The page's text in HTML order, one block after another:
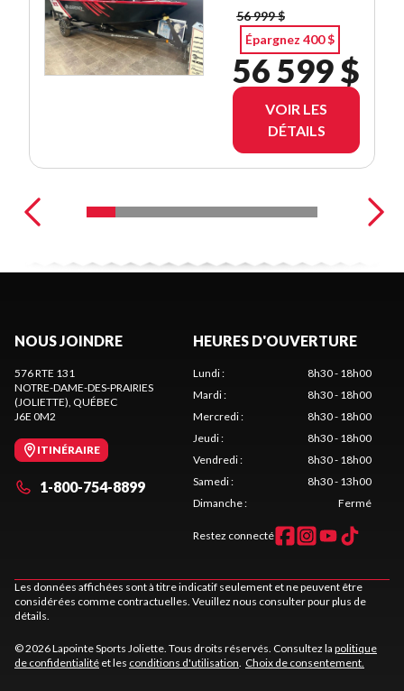
56 999 $
Épargnez 400 $
56 599 $
VOIR LES
DÉTAILS
NOUS JOINDRE
576 RTE 131
NOTRE-DAME-DES-PRAIRIES
(JOLIETTE) , QUÉBEC
J6E 0M2
ITINÉRAIRE
1-800-754-8899
HEURES D'OUVERTURE
Lundi:
8h30 - 18h00
Mardi:
8h30 - 18h00
Mercredi:
8h30 - 18h00
Jeudi:
8h30 - 18h00
Vendredi:
8h30 - 18h00
Samedi:
8h30 - 13h00
Dimanche: Fermé
Restez connecté
Les données affichées sont à titre indicatif seulement et ne peuvent être
considérées comme contractuelles. Veuillez nous consulter pour plus de
détails.
© 2026 Lapointe Sports Joliette. Tous droits réservés. Consultez la politique
de confidentialité et les conditions d'utilisation Choix de consentement.